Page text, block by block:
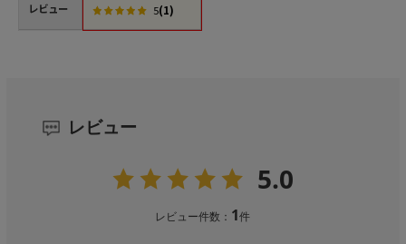
レビュー 5(1)
レビュー
5.0
レビュー件数： 1件